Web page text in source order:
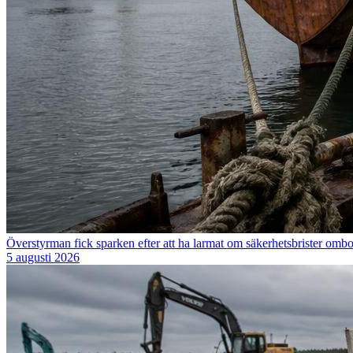
Överstyrman fick sparken efter att ha larmat om säkerhetsbrister
5 augusti 2026